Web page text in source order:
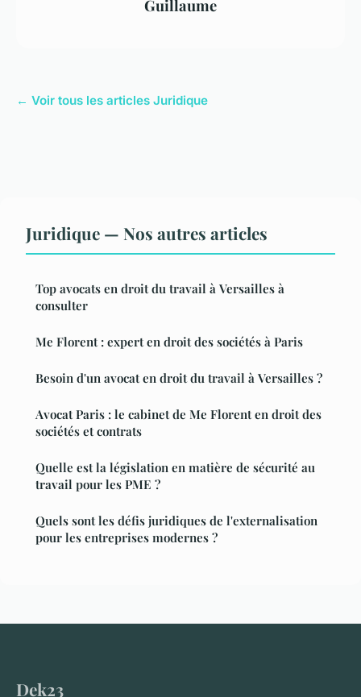
Guillaume
← Voir tous les articles Juridique
Juridique — Nos autres articles
Top avocats en droit du travail à Versailles à
consulter
Me Florent : expert en droit des sociétés à Paris
Besoin d'un avocat en droit du travail à Versailles ?
Avocat Paris : le cabinet de Me Florent en droit des
sociétés et contrats
Quelle est la législation en matière de sécurité au
travail pour les PME ?
Quels sont les défis juridiques de l'externalisation
pour les entreprises modernes ?
Dek23